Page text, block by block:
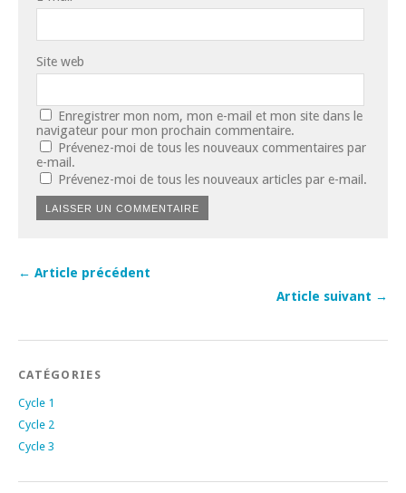
Site web
Enregistrer mon nom, mon e-mail et mon site dans le
navigateur pour mon prochain commentaire.
Prévenez-moi de tous les nouveaux commentaires par
e-mail.
Prévenez-moi de tous les nouveaux articles par e-mail.
← Article précédent
Article suivant →
CATÉGORIES
Cycle 1
Cycle 2
Cycle 3